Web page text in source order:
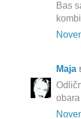
Bas
Maja